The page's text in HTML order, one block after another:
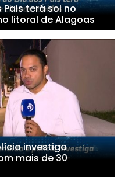
Pais terá sol no
litoral de Alagoas
investiga
mais de 30